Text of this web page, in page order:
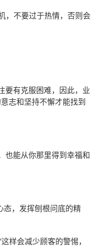
，不要过于热情，否则会
要有克服困难，因此，业
志和坚持不懈才能找到
也能从你那里得到幸福和
态，发挥刨根问底的精
样会减少顾客的警惕，